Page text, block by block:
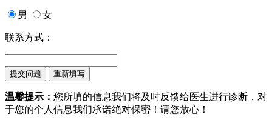
男 女
联系方式：
温馨提示： 您所填的信息我们将及时反馈给医生进行诊断，对
于您的个人信息我们承诺绝对保密！请您放心！